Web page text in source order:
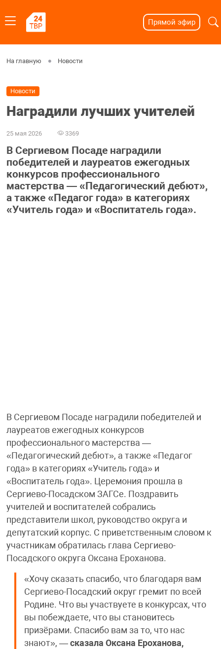
Прямой эфир
На главную Новости
Новости
Наградили лучших учителей
25 мая 2026 3369
В Сергиевом Посаде наградили
победителей и лауреатов ежегодных
конкурсов профессионального
мастерства — «Педагогический дебют»,
а также «Педагог года» в категориях
«Учитель года» и «Воспитатель года».
В Сергиевом Посаде наградили победителей и
лауреатов ежегодных конкурсов
профессионального мастерства —
«Педагогический дебют», а также «Педагог
года» в категориях «Учитель года» и
«Воспитатель года». Церемония прошла в
Сергиево-Посадском ЗАГСе. Поздравить
учителей и воспитателей собрались
представители школ, руководство округа и
депутатский корпус. С приветственным словом к
участникам обратилась глава Сергиево-
Посадского округа Оксана Ероханова.
«Хочу сказать спасибо, что благодаря вам
Сергиево-Посадский округ гремит по всей
Родине. Что вы участвуете в конкурсах, что
вы побеждаете, что вы становитесь
призёрами. Спасибо вам за то, что нас
знают», — сказала Оксана Ероханова,